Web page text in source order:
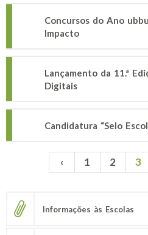
Concursos do Ano
Impacto
Lançamento da 11.ª
Digitais
Candidatura “Selo
Páginas ‹ 1 2 3
Informações às Escolas